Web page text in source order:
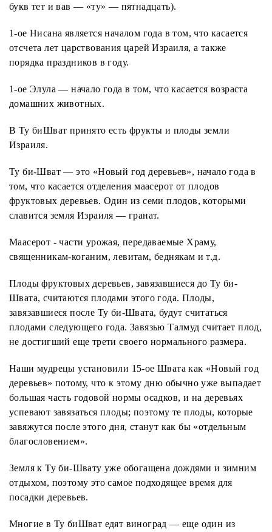
букв тет и вав — «ту» — пятнадцать).
1-ое Нисана является началом года в том, что касается
отсчета лет царствования царей Израиля, а также
порядка праздников в году.
1-ое Элула — начало года в том, что касается возраста
домашних животных.
В Ту биШват принято есть фрукты и плоды земли
Израиля.
Ту би-Шват — это «Новый год деревьев», начало года в
том, что касается отделения маасерот от плодов
фруктовых деревьев. Один из семи плодов, которыми
славится земля Израиля — гранат.
Маасерот - части урожая, передаваемые Храму,
священникам-коганим, левитам, беднякам и т.д.
Плоды фруктовых деревьев, завязавшиеся до Ту би-
Швата, считаются плодами этого года. Плоды,
завязавшиеся после Ту би-Швата, будут считаться
плодами следующего года. Завязью Талмуд считает плод,
не достигший еще трети своего нормального размера.
Наши мудрецы установили 15-ое Швата как «Новый год
деревьев» потому, что к этому дню обычно уже выпадает
большая часть годовой нормы осадков, и на деревьях
успевают завязаться плоды; поэтому те плоды, которые
завяжутся после этого дня, станут как бы «отдельным
благословением».
Земля к Ту би-Швату уже обогащена дождями и зимним
отдыхом, поэтому это самое подходящее время для
посадки деревьев.
Многие в Ту биШват едят виноград — еще один из